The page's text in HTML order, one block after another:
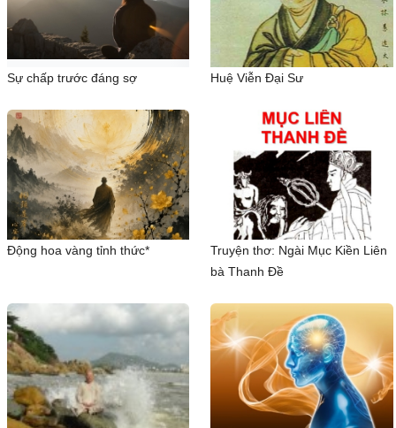
Sự chấp trước đáng sợ Huệ Viễn Đại Sư
Động hoa vàng tỉnh thức*
Truyện thơ: Ngài Mục Kiền Liên
bà Thanh Đề